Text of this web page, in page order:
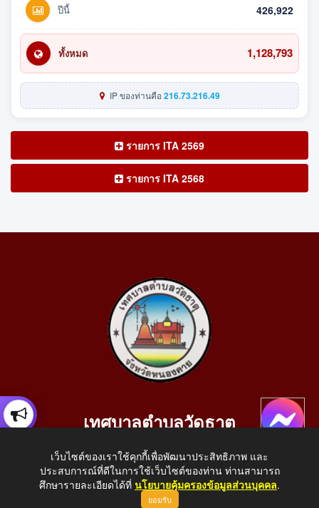
ปีนี้ 426,922
ทั้งหมด 1,128,793
IP ของท่านคือ216.73.216.49
รายการ ITA 2569
รายการ ITA 2568
เทศบาลตำบลวัดธาตุ
อ.เมือง จ.หนองคาย 43000
โทรศัพท์: 042-414758 โทรสาร: 042-414759
E-Mail: saraban_05430110@dla.go.th
เว็บไซต์ของเราใช้คุกกี้เพื่อพัฒนาประสิทธิภาพ และ
ประสบการณ์ที่ดีในการใช้เว็บไซต์ของท่าน ท่านสามารถ
ศึกษารายละเอียดได้ที่ นโยบายคุ้มครองข้อมูลส่วนบุคคล.
ยอมรับ